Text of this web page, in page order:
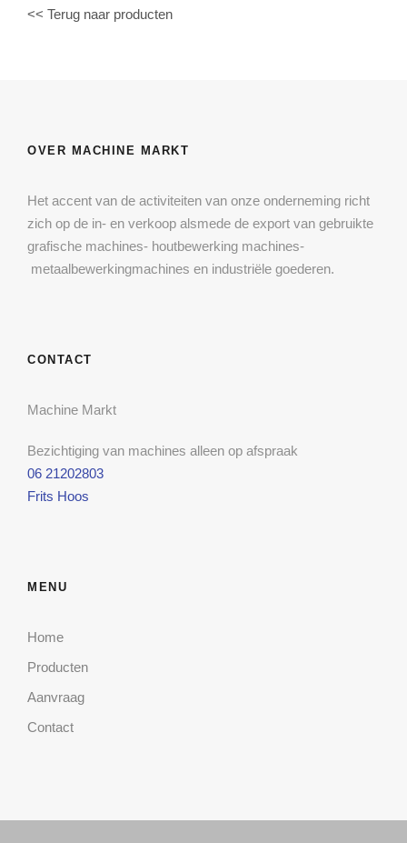
<< Terug naar producten
OVER MACHINE MARKT
Het accent van de activiteiten van onze onderneming richt
zich op de in- en verkoop alsmede de export van gebruikte
grafische machines- houtbewerking machines-
metaalbewerkingmachines en industriële goederen.
CONTACT
Machine Markt
Bezichtiging van machines alleen op afspraak
06 21202803
Frits Hoos
MENU
Home
Producten
Aanvraag
Contact